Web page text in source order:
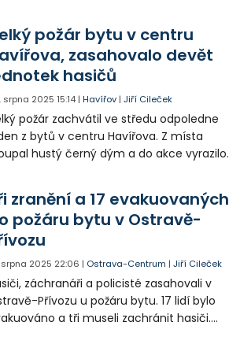
požár bytu v centru
zasahovalo devět
hasičů
srpna 2025 15:14 |Havířov |Jiří Cileček
požár zachvátil ve středu odpoledne
z bytů v centru Havířova. Z místa
hustý černý dým a do akce vyrazilo
hasiči našli jednoho mrtvého
zranění a 17 evakuovaných
požáru bytu v Ostravě-
srpna 2025 22:06 | Ostrava-Centrum |Jiří Cileček
záchranáři a policisté zasahovali v
Přívozu u požáru bytu. 17 lidí bylo
a tři museli zachránit hasiči.